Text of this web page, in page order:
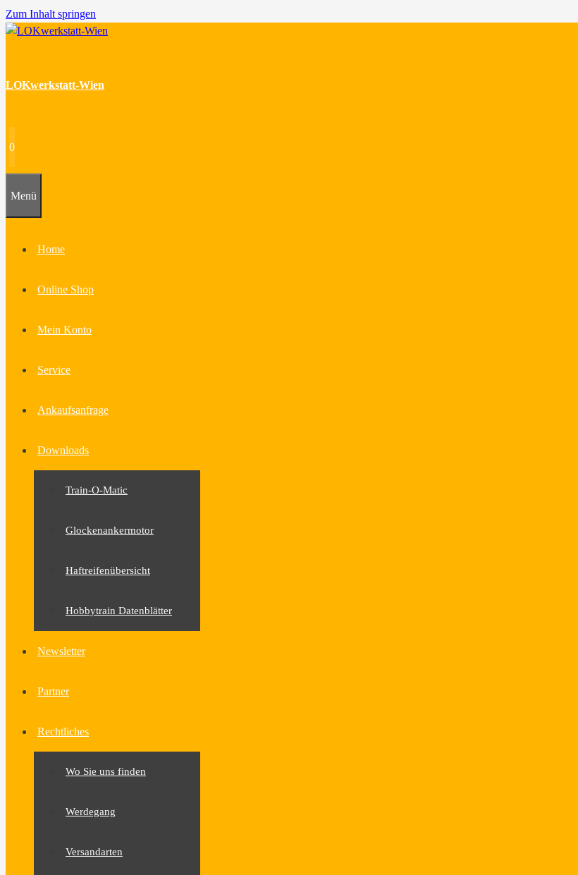
Zum Inhalt springen
LOKwerkstatt-Wien
0
Menü
Home
Online Shop
Mein Konto
Service
Ankaufsanfrage
Downloads
Train-O-Matic
Glockenankermotor
Haftreifenübersicht
Hobbytrain Datenblätter
Newsletter
Partner
Rechtliches
Wo Sie uns finden
Werdegang
Versandarten